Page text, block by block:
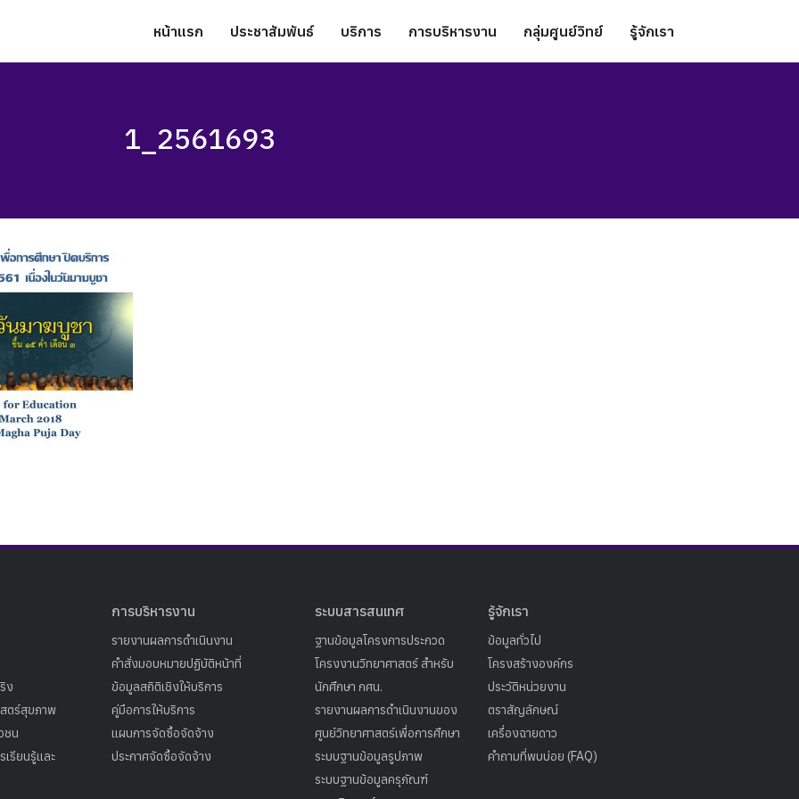
หน้าแรก ประชาสัมพันธ์ บริการ การบริหารงาน กลุ่มศูนย์วิทย์ รู้จักเรา
1_2561693
ง
ตร์สุขภาพ
ชน
เรียนรู้และ
การบริหารงาน
รายงานผลการดำเนินงาน
คำสั่งมอบหมายปฏิบัติหน้าที่
ข้อมูลสถิติเชิงให้บริการ
คู่มือการให้บริการ
แผนการจัดซื้อจัดจ้าง
ประกาศจัดซื้อจัดจ้าง
ระบบสารสนเทศ
ฐานข้อมูลโครงการประกวด
โครงงานวิทยาศาสตร์ สำหรับ
นักศึกษา กศน.
รายงานผลการดำเนินงานของ
ศูนย์วิทยาศาสตร์เพื่อการศึกษา
ระบบฐานข้อมูลรูปภาพ
ระบบฐานข้อมูลครุภัณฑ์
รู้จักเรา
ข้อมูลทั่วไป
โครงสร้างองค์กร
ประวัติหน่วยงาน
ตราสัญลักษณ์
เครื่องฉายดาว
คำถามที่พบบ่อย (FAQ)